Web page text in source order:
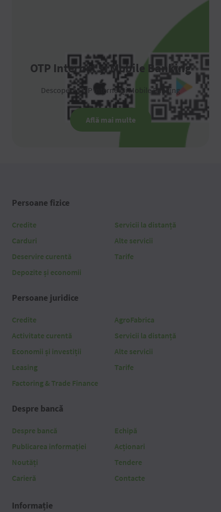
OTP Internet și Mobile Banking
Descoperă OTP Internet și Mobile Banking
Află mai multe
Persoane fizice
Credite
Carduri
Deservire curentă
Depozite și economii
Servicii la distanță
Alte servicii
Tarife
Persoane juridice
Credite
Activitate curentă
Economii și investiții
Leasing
Factoring & Trade Finance
AgroFabrica
Servicii la distanță
Alte servicii
Tarife
Despre bancă
Despre bancă
Publicarea informației
Noutăți
Carieră
Echipă
Acționari
Tendere
Contacte
Informație